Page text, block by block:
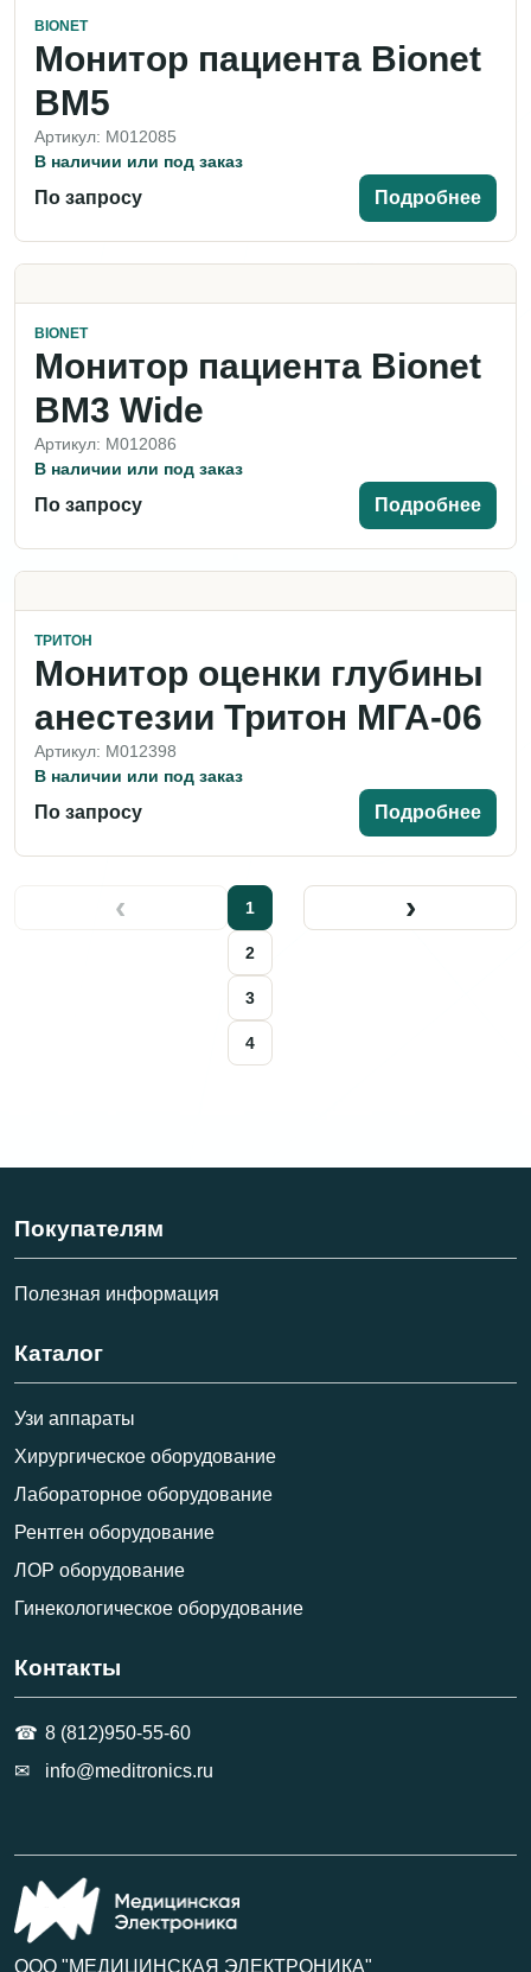
BIONET
Монитор пациента Bionet
BM5
Артикул: M012085
В наличии или под заказ
По запросу Подробнее
BIONET
Монитор пациента Bionet
BM3 Wide
Артикул: M012086
В наличии или под заказ
По запросу Подробнее
ТРИТОН
Монитор оценки глубины
анестезии Тритон МГА-06
Артикул: M012398
В наличии или под заказ
По запросу Подробнее
‹ 1
2
3
4
›
Покупателям
Полезная информация
Каталог
Узи аппараты
Хирургическое оборудование
Лабораторное оборудование
Рентген оборудование
ЛОР оборудование
Гинекологическое оборудование
Контакты
8 (812)950-55-60
info@meditronics.ru
ООО "МЕДИЦИНСКАЯ ЭЛЕКТРОНИКА"